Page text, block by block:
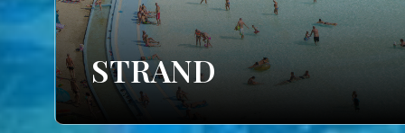
STRAND